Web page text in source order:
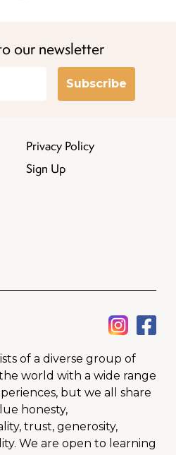
our newsletter
Subscribe
Privacy Policy
Sign Up
of a diverse group of
world with a wide range
but we all share
honesty,
trust, generosity,
We are open to learning